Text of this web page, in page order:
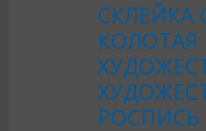
СКЛЕЙКА